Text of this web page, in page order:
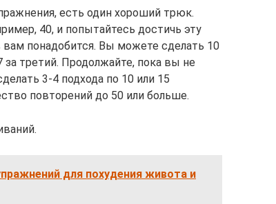
есть один хороший трюк.
40, и попытайтесь достичь эту
понадобится. Вы можете сделать 10
за третий. Продолжайте, пока вы не
3-4 подхода по 10 или 15
повторений до 50 или больше.
для похудения живота и